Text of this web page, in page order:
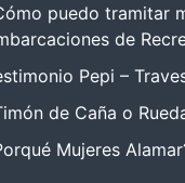
puedo tramitar
de
Pepi –
de Caña o
Mujeres